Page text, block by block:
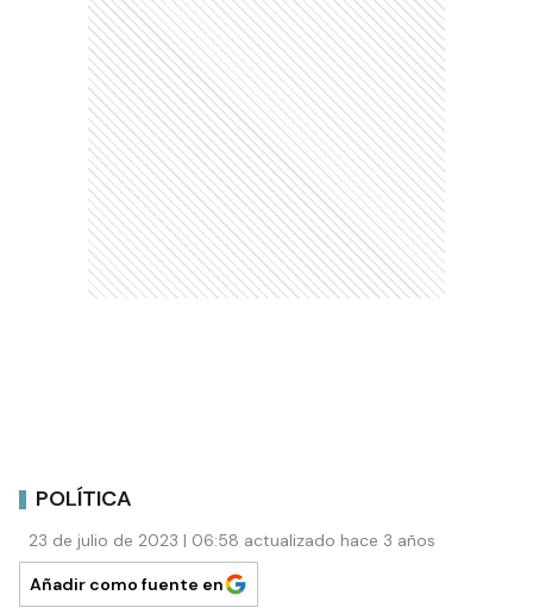
POLÍTICA
23 de julio de 2023 | 06:58 actualizado hace 3 años
Añadir como fuente en